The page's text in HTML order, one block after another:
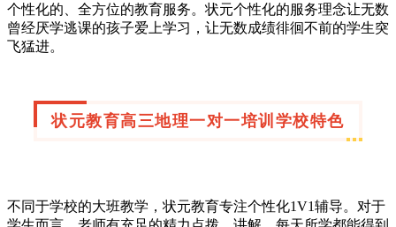
个性化的、全方位的教育服务。状元个性化的服务理念让无数
曾经厌学逃课的孩子爱上学习，让无数成绩徘徊不前的学生突
飞猛进。
状元教育高三地理一对一培训学校特色
不同于学校的大班教学，状元教育专注个性化1V1辅导。对于